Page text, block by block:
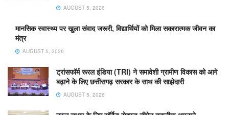
AUGUST 5, 2026
मानसिक स्वास्थ्य पर खुला संवाद जरूरी, विद्यार्थियों को मिला सकारात्मक जीवन का
मंत्र
AUGUST 5, 2026
ट्रांसफॉर्म रूरल इंडिया (TRI) ने समावेशी ग्रामीण विकास को आगे
बढ़ाने के लिए छत्तीसगढ़ सरकार के साथ की साझेदारी
AUGUST 5, 2026